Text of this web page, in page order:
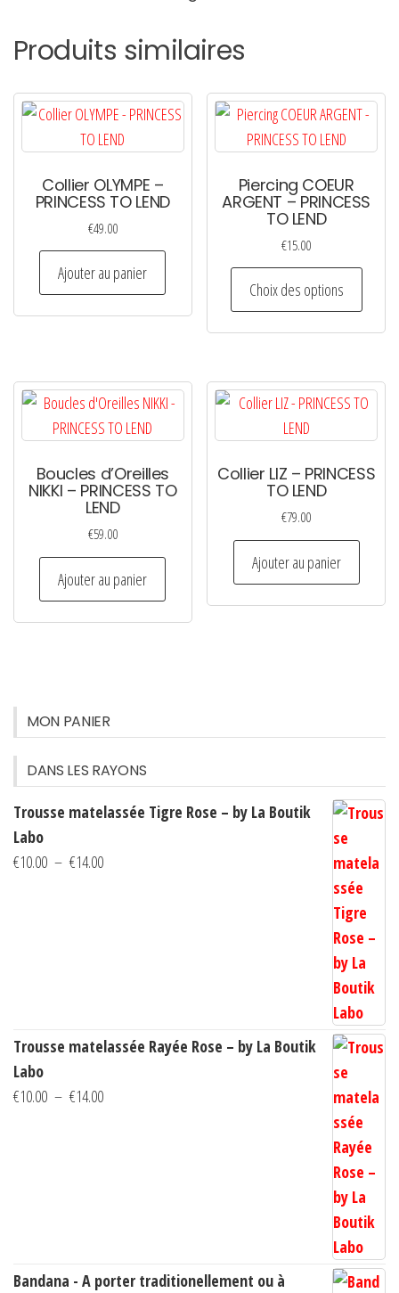
Produits similaires
Collier OLYMPE –
PRINCESS TO LEND
€49.00
Ajouter au panier
Piercing COEUR
ARGENT – PRINCESS
TO LEND
€15.00
Choix des options
Ce
Les
être
Boucles d’Oreilles
NIKKI – PRINCESS TO
LEND
€59.00
Ajouter au panier
Collier LIZ – PRINCESS
TO LEND
€79.00
Ajouter au panier
MON PANIER
DANS LES RAYONS
Trousse matelassée Tigre Rose – by La Boutik
Labo
€10.00 – €14.00Plage
Trousse matelassée Rayée Rose – by La Boutik
Labo
€10.00 – €14.00Plage
Bandana - A porter traditionellement ou à